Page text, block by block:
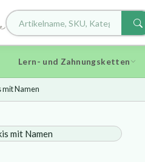
Lern- und Zahnungsketten
mit Namen